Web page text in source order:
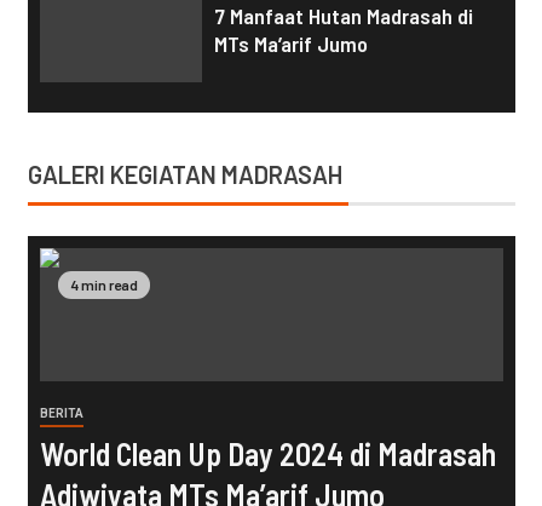
7 Manfaat Hutan Madrasah di
MTs Ma’arif Jumo
GALERI KEGIATAN MADRASAH
4 min read
BERITA
World Clean Up Day 2024 di Madrasah
Adiwiyata MTs Ma’arif Jumo